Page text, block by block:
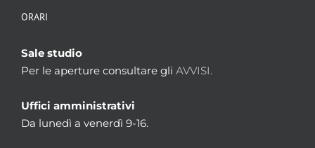
ORARI
Sale studio
Per le aperture consultare gli AVVISI.
Uffici amministrativi
Da lunedì a venerdì 9-16.